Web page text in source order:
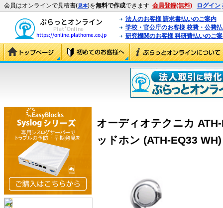
会員はオンラインで見積書(見本)を無料で作成できます 会員登録(無料) ログイン
法人のお客様 請求書払いのご案内
学校・官公庁のお客様 校費・公費
研究機関のお客様 科研費払いのご
オーディオテクニカ
ッドホン (ATH-EQ33 WH)